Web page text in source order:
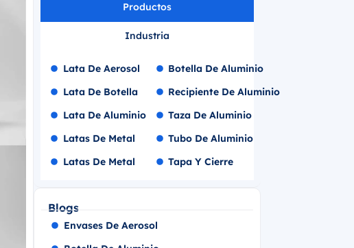
Productos
Industria
Lata De Aerosol
Lata De Botella
Lata De Aluminio
Latas De Metal
Latas De Metal
Botella De Aluminio
Recipiente De Aluminio
Taza De Aluminio
Tubo De Aluminio
Tapa Y Cierre
Blogs
Envases De Aerosol